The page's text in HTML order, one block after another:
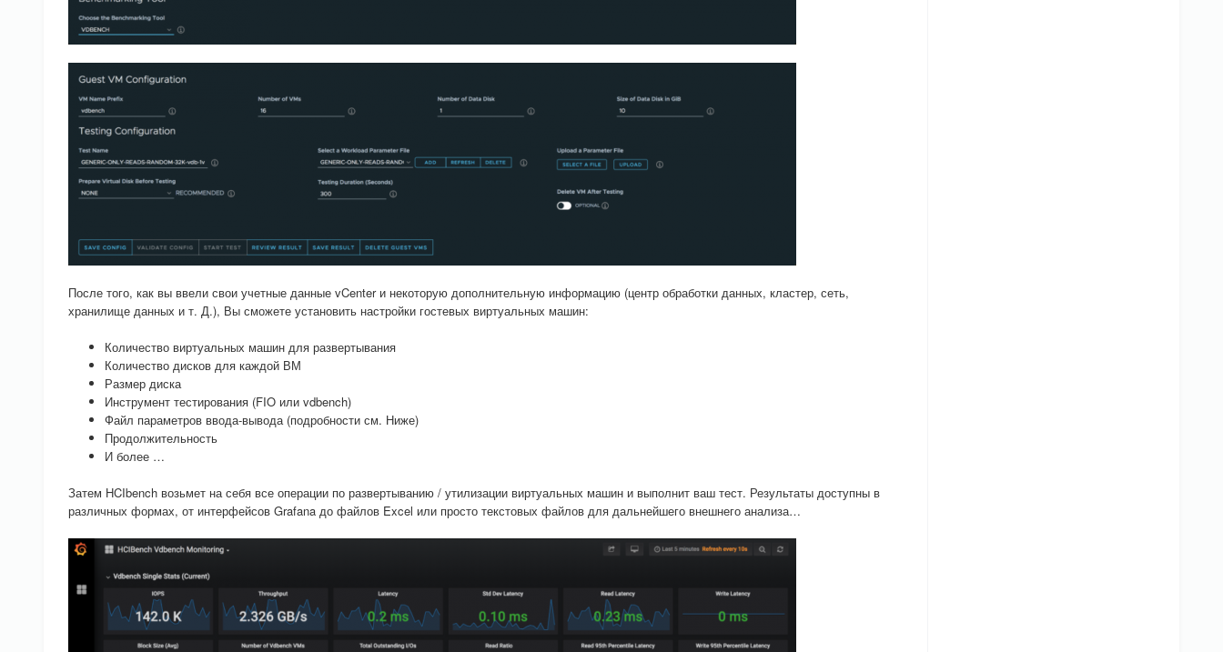
После того, как вы ввели свои учетные данные vCenter и некоторую дополнительную информацию (центр обработки данных, кластер, сеть,
хранилище данных и т. Д.), Вы сможете установить настройки гостевых виртуальных машин:
Количество виртуальных машин для развертывания
Количество дисков для каждой ВМ
Размер диска
Инструмент тестирования (FIO или vdbench)
Файл параметров ввода-вывода (подробности см. Ниже)
Продолжительность
И более …
Затем HCIbench возьмет на себя все операции по развертыванию / утилизации виртуальных машин и выполнит ваш тест. Результаты доступны в
различных формах, от интерфейсов Grafana до файлов Excel или просто текстовых файлов для дальнейшего внешнего анализа…